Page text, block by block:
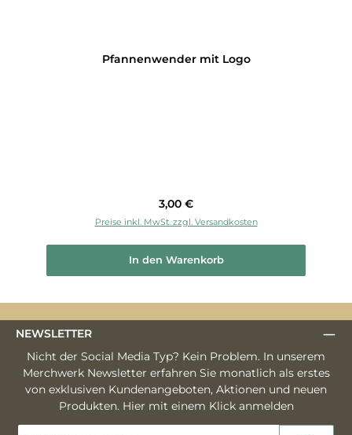
Pfannenwender mit Logo
Regulärer Preis:
3,00 €
Preise inkl. MwSt. zzgl. Versandkosten
In den Warenkorb
NEWSLETTER
Nicht der Social Media Typ? Kein Problem. In unserem
Merchwerk Newsletter erfahren Sie monatlich als erstes
von exklusiven Kundenangeboten, Aktionen und neuen
Produkten. Hier mit einem Klick anmelden